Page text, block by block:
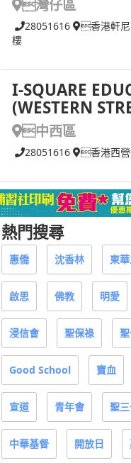
灣仔區
28051616
香港軒尼
樓
I-SQUARE
(WESTERN
中西區
28051616 香港西營
熱門搜尋
惠僑 沈香林 東
啟思 佛教 明愛
浸信會 聖保祿
Good School 寶血
宣道 青年會 聖
中華基督 開放日